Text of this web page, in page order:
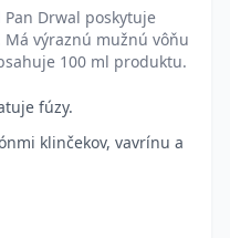
Drwal poskytuje
výraznú mužnú vôňu
100 ml produktu.
fúzy.
klinčekov, vavrínu a